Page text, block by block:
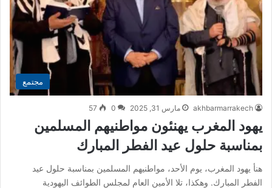
مجتمع
akhbarmarrakech مارس 31, 2025 0
57
يهود المغرب يهنئون مواطنيهم المسلمين
بمناسبة حلول عيد الفطر المبارك
هنأ يهود المغرب، يوم الأحد، مواطنيهم المسلمين بمناسبة حلول عيد
الفطر المبارك. وهكذا، تلا الأمين العام لمجلس الطوائف اليهودية